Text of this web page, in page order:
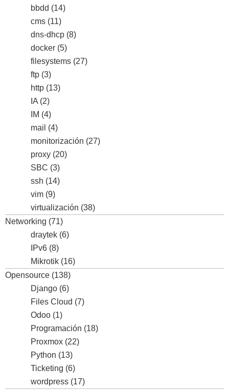
bbdd (14)
cms (11)
dns-dhcp (8)
docker (5)
filesystems (27)
ftp (3)
http (13)
IA (2)
IM (4)
mail (4)
monitorización (27)
proxy (20)
SBC (3)
ssh (14)
vim (9)
virtualización (38)
Networking (71)
draytek (6)
IPv6 (8)
Mikrotik (16)
Opensource (138)
Django (6)
Files Cloud (7)
Odoo (1)
Programación (18)
Proxmox (22)
Python (13)
Ticketing (6)
wordpress (17)